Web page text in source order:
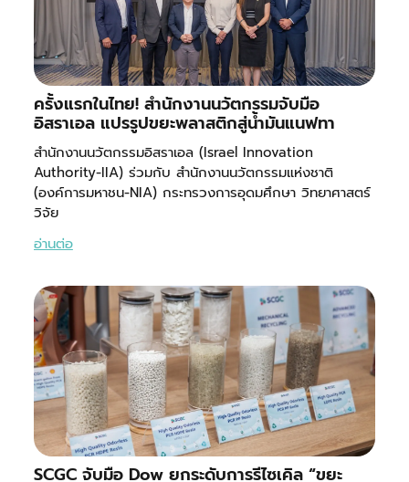
ครั้งแรกในไทย! สำนักงานนวัตกรรมจับมือ
อิสราเอล แปรรูปขยะพลาสติกสู่น้ำมันแนฟทา
สำนักงานนวัตกรรมอิสราเอล (Israel Innovation
Authority-IIA) ร่วมกับ สำนักงานนวัตกรรมแห่งชาติ
(องค์การมหาชน-NIA) กระทรวงการอุดมศึกษา วิทยาศาสตร์
วิจัย
อ่านต่อ
SCGC จับมือ Dow ยกระดับการรีไซเคิล “ขยะ